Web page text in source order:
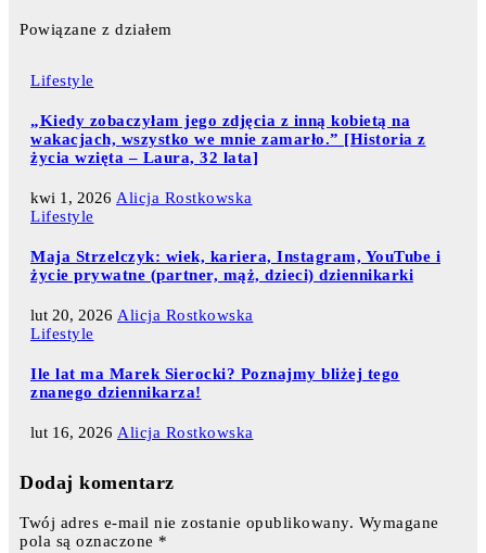
Powiązane z działem
Lifestyle
„Kiedy zobaczyłam jego zdjęcia z inną kobietą na
wakacjach, wszystko we mnie zamarło.” [Historia z
życia wzięta – Laura, 32 lata]
kwi 1, 2026 Alicja Rostkowska
Lifestyle
Maja Strzelczyk: wiek, kariera, Instagram, YouTube i
życie prywatne (partner, mąż, dzieci) dziennikarki
lut 20, 2026 Alicja Rostkowska
Lifestyle
Ile lat ma Marek Sierocki? Poznajmy bliżej tego
znanego dziennikarza!
lut 16, 2026 Alicja Rostkowska
Dodaj komentarz
Twój adres e-mail nie zostanie opublikowany. Wymagane
pola są oznaczone *